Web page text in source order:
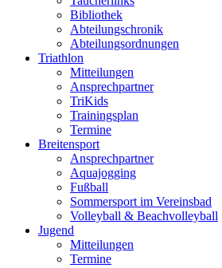
Bibliothek
Abteilungschronik
Abteilungsordnungen
Triathlon
Mitteilungen
Ansprechpartner
TriKids
Trainingsplan
Termine
Breitensport
Ansprechpartner
Aquajogging
Fußball
Sommersport im Vereinsbad
Volleyball & Beachvolleyball
Jugend
Mitteilungen
Termine